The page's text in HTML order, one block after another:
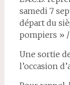
samedi 7
départ du
pompiers » /
Une sortie
l’occasion